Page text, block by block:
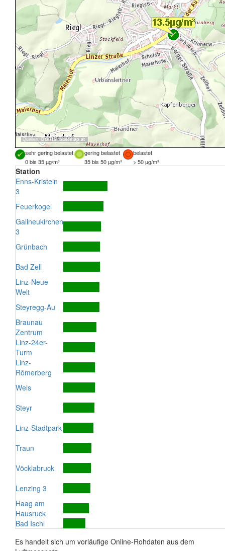
Quellen: DORIS,basemap.at
sehr gering belastet gering belastet
belastet
0 bis 35 µg/m³
35 bis 50 µg/m³ > 50 µg/m³
Station
Enns-Kristein
3
Feuerkogel
Gallneukirchen
3
Grünbach
Bad Zell
Linz-Neue
Welt
Steyregg-Au
Braunau
Zentrum
Linz-24er-
Turm
Linz-
Römerberg
Wels
Steyr
Linz-Stadtpark
Traun
Vöcklabruck
Lenzing 3
Haag am
Hausruck
Bad Ischl
Es handelt sich um vorläufige Online-Rohdaten aus dem